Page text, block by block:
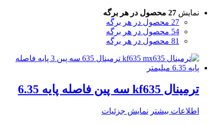
نمایش 27 محصول در هر برگه
27 محصول در هر برگه
54 محصول در هر برگه
81 محصول در هر برگه
ترمینال kf635 سه پین فاصله پایه 6.35
اطلاعات بیشتر نمایش جزئیات